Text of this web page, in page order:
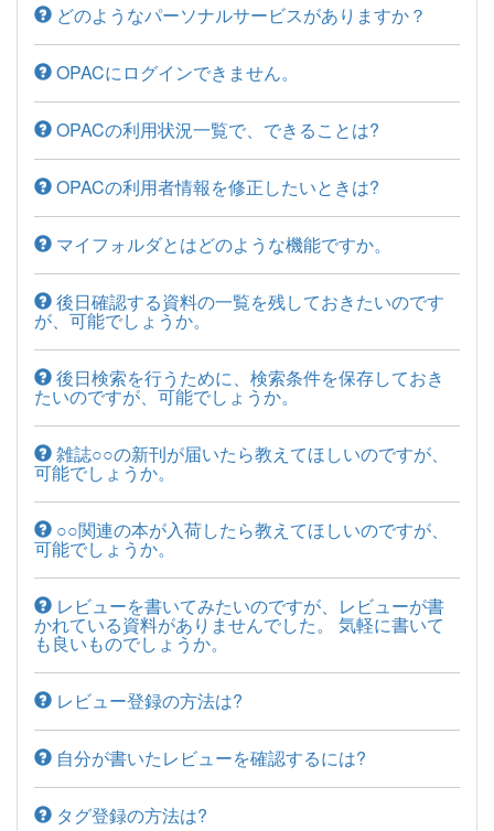
どのようなパーソナルサービスがありますか？
OPACにログインできません。
OPACの利用状況一覧で、できることは?
OPACの利用者情報を修正したいときは?
マイフォルダとはどのような機能ですか。
後日確認する資料の一覧を残しておきたいのです
が、可能でしょうか。
後日検索を行うために、検索条件を保存しておき
たいのですが、可能でしょうか。
雑誌○○の新刊が届いたら教えてほしいのですが、
可能でしょうか。
○○関連の本が入荷したら教えてほしいのですが、
可能でしょうか。
レビューを書いてみたいのですが、レビューが書
かれている資料がありませんでした。 気軽に書いて
も良いものでしょうか。
レビュー登録の方法は?
自分が書いたレビューを確認するには?
タグ登録の方法は?